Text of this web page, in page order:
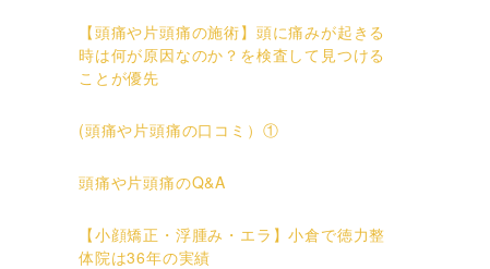
【頭痛や片頭痛の施術】頭に痛みが起きる
時は何が原因なのか？を検査して見つける
ことが優先
(頭痛や片頭痛の口コミ）①
頭痛や片頭痛のQ&A
【小顔矯正・浮腫み・エラ】小倉で徳力整
体院は36年の実績